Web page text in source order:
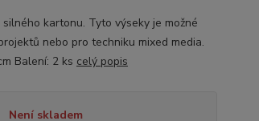
kartonu. Tyto výseky je možné
nebo pro techniku mixed media.
Balení: 2 ks celý popis
Není skladem